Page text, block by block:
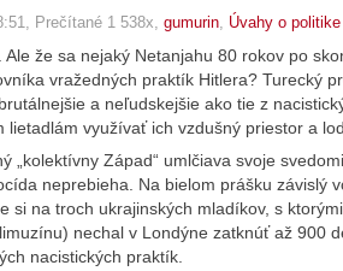
, Prečítané 1 538x, gumurin Úvahy o politike
Ale že sa nejaký Netanjahu 80 rokov po
vražedných praktík Hitlera? Turecký
a neľudskejšie ako tie z
lietadlám využívať ich vzdušný priestor a
„kolektívny Západ“ umlčiava svoje
neprebieha. Na bielom prášku závislý
si na troch ukrajinských mladíkov, s
nechal v Londýne zatknúť až 900
nacistických praktík.